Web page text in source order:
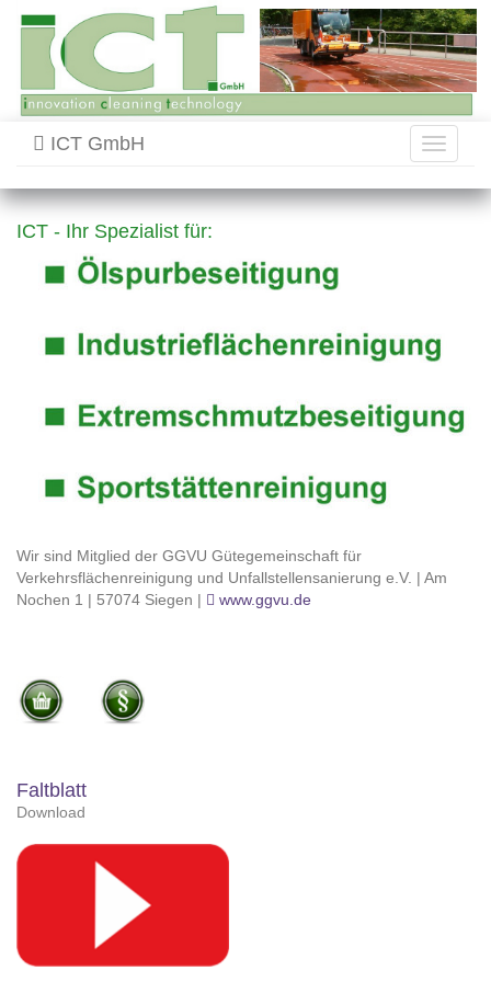
Toggle
ICT GmbH
ICT - Ihr Spezialist für:
Wir sind Mitglied der GGVU Gütegemeinschaft für
Verkehrsflächenreinigung und Unfallstellensanierung e.V. | Am
Nochen 1 | 57074 Siegen |
www.ggvu.de
Faltblatt
Download